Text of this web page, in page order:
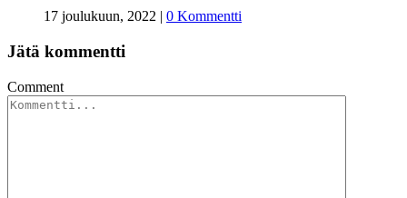
17 joulukuun, 2022 | 0 Kommentti
Jätä kommentti
Comment